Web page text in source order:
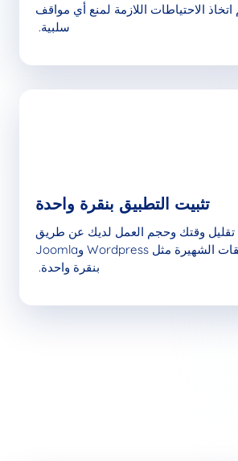
اتخاذ الاحتياطات اللازمة لمنع أي مواقف
سلبية.
تثبيت التطبيق بنقرة واحدة
وقتك وحجم العمل لديك عن طريق
تثبيت التطبيقات الشهيرة مثل Wordpress وJoomla
بنقرة واحدة.